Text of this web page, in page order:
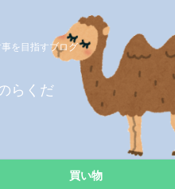
を目指すブログ
らくだ
買い物